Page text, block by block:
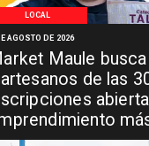
LOCAL
Maule
de las
AGOSTO DE 2026